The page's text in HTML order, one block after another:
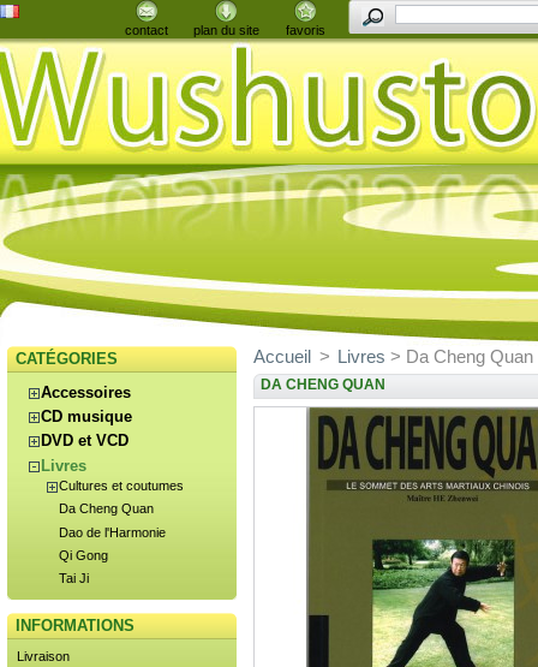
contact plan du site favoris
CATÉGORIES
Accessoires
CD musique
DVD et VCD
Livres
Cultures et coutumes
Da Cheng Quan
Dao de l'Harmonie
Qi Gong
Tai Ji
INFORMATIONS
Livraison
Accueil > Livres > Da Cheng Quan
DA CHENG QUAN